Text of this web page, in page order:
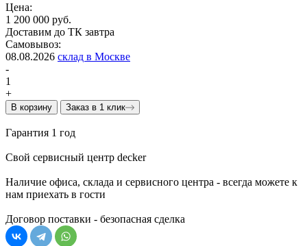
Цена:
1 200 000 руб.
Доставим до ТК завтра
Самовывоз:
08.08.2026 склад в Москве
-
1
+
В корзину Заказ в 1 клик
Гарантия 1 год
Свой сервисный центр decker
Наличие офиса, склада и сервисного центра - всегда можете к
нам приехать в гости
Договор поставки - безопасная сделка